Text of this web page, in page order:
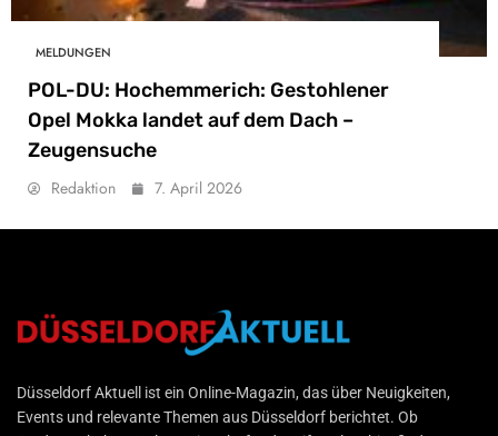
MELDUNGEN
POL-DU: Hochemmerich: Gestohlener
Opel Mokka landet auf dem Dach –
Zeugensuche
Redaktion 7. April 2026
Düsseldorf Aktuell
Düsseldorf Aktuell ist ein Online-Magazin, das über Neuigkeiten,
Events und relevante Themen aus Düsseldorf berichtet. Ob